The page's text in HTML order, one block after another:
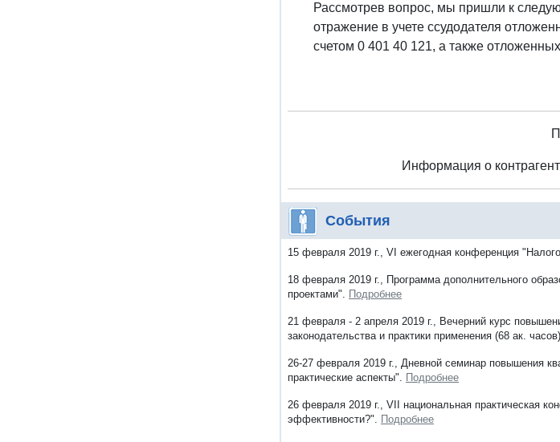
Рассмотрев вопрос, мы пришли к
отражение в учете ссудодателя
счетом 0 401 40 121, а также
Информация о
События
15 февраля 2019 г., VI ежегодная конференция
18 февраля 2019 г., Программа дополнительного
проектами". Подробнее
21 февраля - 2 апреля 2019 г., Вечерний курс
законодательства и практики применения (68 ак.
26-27 февраля 2019 г., Дневной семинар повышения
практические аспекты". Подробнее
26 февраля 2019 г., VII национальная практическая
эффективности?". Подробнее